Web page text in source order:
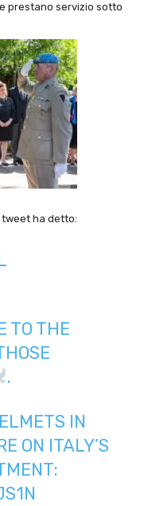
prestano servizio sotto
tweet ha detto:
TO THE
.
IN
ON ITALY’S